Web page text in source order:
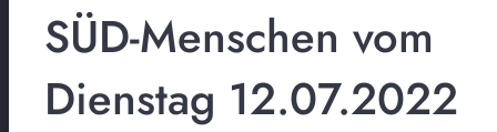
SÜD-Menschen vom
Dienstag 12.07.2022